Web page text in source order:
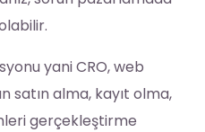
yani CRO, web
satın alma, kayıt olma,
gerçekleştirme